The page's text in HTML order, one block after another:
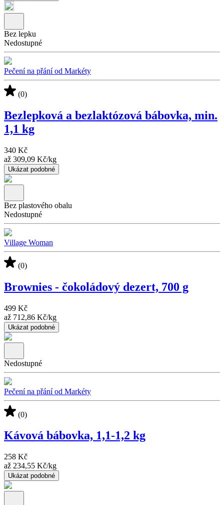
Bez lepku
Nedostupné
Pečení na přání od Markéty
(0)
Bezlepková a bezlaktózová bábovka, min.
1,1 kg
340 Kč
až 309,09 Kč/kg
Ukázat podobné
Bez plastového obalu
Nedostupné
Village Woman
(0)
Brownies - čokoládový dezert, 700 g
499 Kč
až 712,86 Kč/kg
Ukázat podobné
Nedostupné
Pečení na přání od Markéty
(0)
Kávová bábovka, 1,1-1,2 kg
258 Kč
až 234,55 Kč/kg
Ukázat podobné